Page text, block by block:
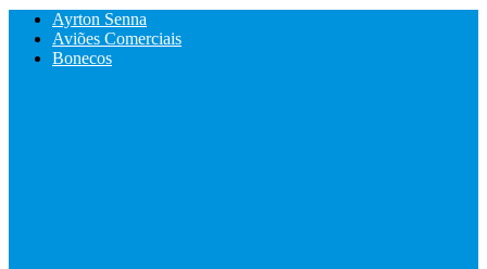
Ayrton Senna
Aviões Comerciais
Bonecos